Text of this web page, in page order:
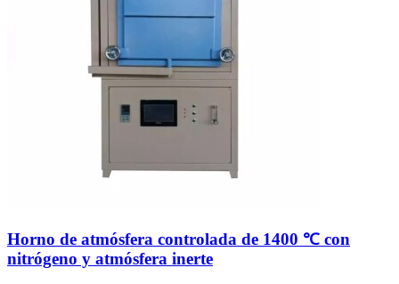
Horno de atmósfera controlada de 1400 ℃ con
nitrógeno y atmósfera inerte